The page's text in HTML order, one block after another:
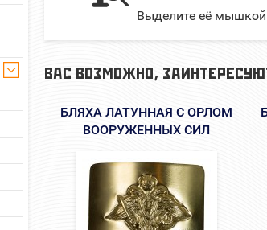
Выделите её
ВАС ВОЗМОЖНО,
БЛЯХА ЛАТУННАЯ С ОРЛОМ
ВООРУЖЕННЫХ СИЛ